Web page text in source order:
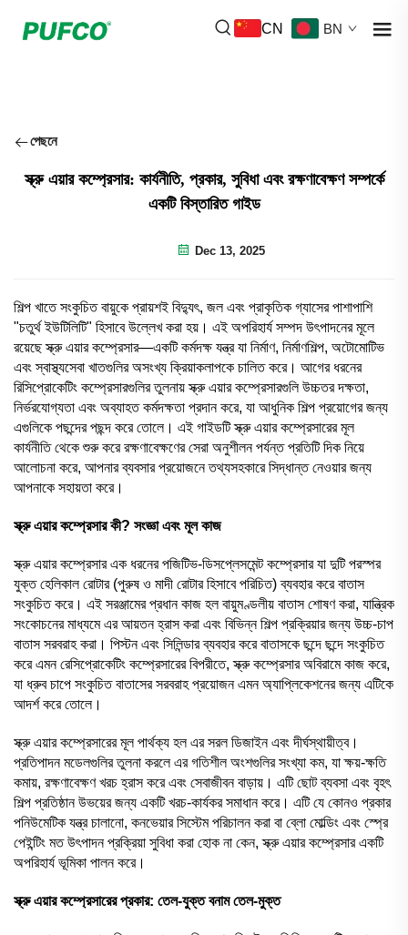
CN BN
পেছনে
স্ক্রু এয়ার কম্প্রেসার: কার্যনীতি, প্রকার, সুবিধা এবং রক্ষণাবেক্ষণ সম্পর্কে
একটি বিস্তারিত গাইড
Dec 13, 2025
শিল্প খাতে সংকুচিত বায়ুকে প্রায়শই বিদ্যুৎ, জল এবং প্রাকৃতিক গ্যাসের পাশাপাশি
"চতুর্থ ইউটিলিটি" হিসাবে উল্লেখ করা হয়। এই অপরিহার্য সম্পদ উৎপাদনের মূলে
রয়েছে স্ক্রু এয়ার কম্প্রেসার—একটি কর্মদক্ষ যন্ত্র যা নির্মাণ, নির্মাণশিল্প, অটোমোটিভ
এবং স্বাস্থ্যসেবা খাতগুলির অসংখ্য ক্রিয়াকলাপকে চালিত করে। আগের ধরনের
রিসিপ্রোকেটিং কম্প্রেসারগুলির তুলনায় স্ক্রু এয়ার কম্প্রেসারগুলি উচ্চতর দক্ষতা,
নির্ভরযোগ্যতা এবং অব্যাহত কর্মদক্ষতা প্রদান করে, যা আধুনিক শিল্প প্রয়োগের জন্য
এগুলিকে পছন্দের পছন্দ করে তোলে। এই গাইডটি স্ক্রু এয়ার কম্প্রেসারের মূল
কার্যনীতি থেকে শুরু করে রক্ষণাবেক্ষণের সেরা অনুশীলন পর্যন্ত প্রতিটি দিক নিয়ে
আলোচনা করে, আপনার ব্যবসার প্রয়োজনে তথ্যসহকারে সিদ্ধান্ত নেওয়ার জন্য
আপনাকে সহায়তা করে।
স্ক্রু এয়ার কম্প্রেসার কী? সংজ্ঞা এবং মূল কাজ
স্ক্রু এয়ার কম্প্রেসার এক ধরনের পজিটিভ-ডিসপ্লেসমেন্ট কম্প্রেসার যা দুটি পরস্পর
যুক্ত হেলিকাল রোটার (পুরুষ ও মাদী রোটার হিসাবে পরিচিত) ব্যবহার করে বাতাস
সংকুচিত করে। এই সরঞ্জামের প্রধান কাজ হল বায়ুমণ্ডলীয় বাতাস শোষণ করা, যান্ত্রিক
সংকোচনের মাধ্যমে এর আয়তন হ্রাস করা এবং বিভিন্ন শিল্প প্রক্রিয়ার জন্য উচ্চ-চাপ
বাতাস সরবরাহ করা। পিস্টন এবং সিলিন্ডার ব্যবহার করে বাতাসকে ছন্দে ছন্দে সংকুচিত
করে এমন রেসিপ্রোকেটিং কম্প্রেসারের বিপরীতে, স্ক্রু কম্প্রেসার অবিরামে কাজ করে,
যা ধ্রুব চাপে সংকুচিত বাতাসের সরবরাহ প্রয়োজন এমন অ্যাপ্লিকেশনের জন্য এটিকে
আদর্শ করে তোলে।
স্ক্রু এয়ার কম্প্রেসারের মূল পার্থক্য হল এর সরল ডিজাইন এবং দীর্ঘস্থায়ীত্ব।
প্রতিপাদন মডেলগুলির তুলনা করলে এর গতিশীল অংশগুলির সংখ্যা কম, যা ক্ষয়-ক্ষতি
কমায়, রক্ষণাবেক্ষণ খরচ হ্রাস করে এবং সেবাজীবন বাড়ায়। এটি ছোট ব্যবসা এবং বৃহৎ
শিল্প প্রতিষ্ঠান উভয়ের জন্য একটি খরচ-কার্যকর সমাধান করে। এটি যে কোনও প্রকার
পনিউমেটিক যন্ত্র চালানো, কনভেয়ার সিস্টেম পরিচালন করা বা ব্লো মোল্ডিং এবং স্প্রে
পেইন্টিং মত উৎপাদন প্রক্রিয়া সুবিধা করা হোক না কেন, স্ক্রু এয়ার কম্প্রেসার একটি
অপরিহার্য ভূমিকা পালন করে।
স্ক্রু এয়ার কম্প্রেসারের প্রকার: তেল-যুক্ত বনাম তেল-মুক্ত